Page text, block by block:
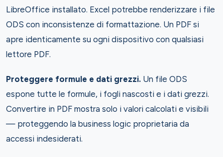
LibreOffice installato. Excel potrebbe renderizzare i file
ODS con inconsistenze di formattazione. Un PDF si
apre identicamente su ogni dispositivo con qualsiasi
lettore PDF.
Proteggere formule e dati grezzi. Un file ODS
espone tutte le formule, i fogli nascosti e i dati grezzi.
Convertire in PDF mostra solo i valori calcolati e visibili
— proteggendo la business logic proprietaria da
accessi indesiderati.